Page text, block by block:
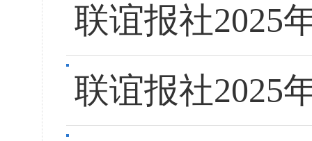
联谊报社2025
联谊报社2025